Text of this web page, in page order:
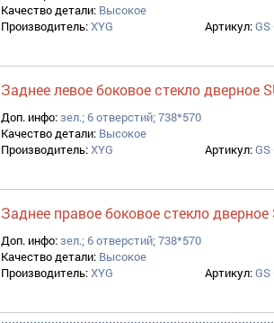
Качество детали: Высокое
Производитель:XYG Артикул:GS
Заднее левое боковое стекло дверное
Доп. инфо:зел.; 6 отверстий; 738*570
Качество детали: Высокое
Производитель:XYG Артикул:GS
Заднее правое боковое стекло дверное
Доп. инфо:зел.; 6 отверстий; 738*570
Качество детали: Высокое
Производитель:XYG Артикул:GS